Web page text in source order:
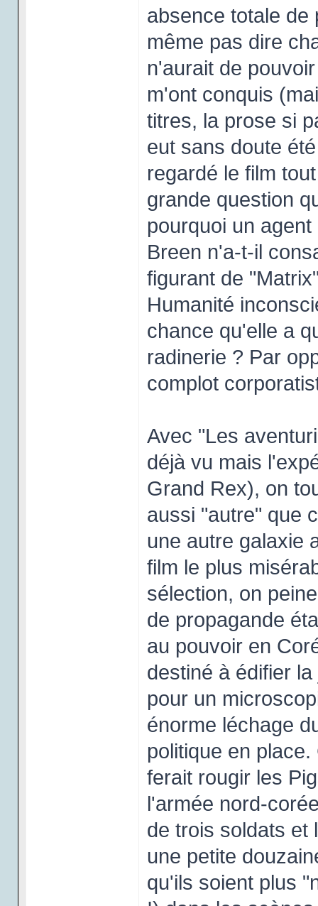
absence totale
même pas dire
n'aurait de
m'ont conquis
titres, la prose si
eut sans doute
regardé le film
grande question
pourquoi un
Breen n'a-t-il
figurant de
Humanité
chance qu'elle a
radinerie ? Par
complot
Avec "Les
déjà vu mais
Grand Rex), on
aussi "autre" que
une autre galaxie
film le plus
sélection, on
de propagande
au pouvoir en
destiné à édifier
pour un
énorme léchage
politique en
ferait rougir les
l'armée nord-
de trois soldats et
une petite
qu'ils soient plus